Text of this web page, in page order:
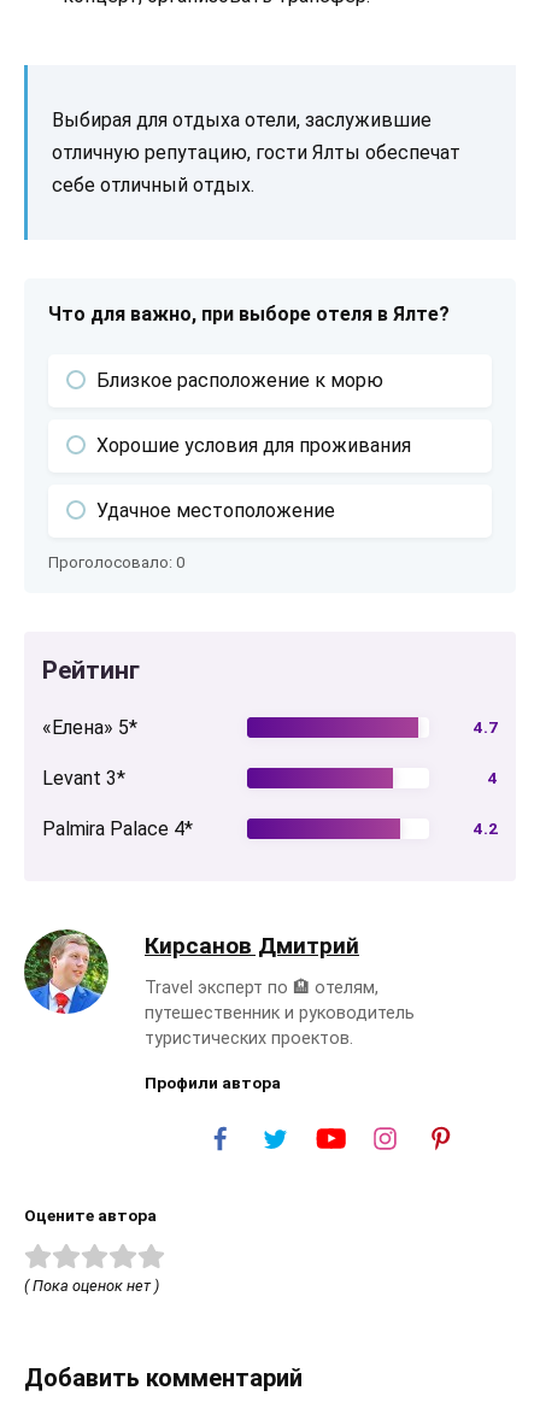
Выбирая для отдыха отели, заслужившие
отличную репутацию, гости Ялты обеспечат
себе отличный отдых.
Что для важно, при выборе отеля в Ялте?
Близкое расположение к морю
Хорошие условия для проживания
Удачное местоположение
Проголосовало: 0
Рейтинг
«Елена» 5* 4.7
Levant 3* 4
Palmira Palace 4* 4.2
Кирсанов Дмитрий
Travel эксперт по 🏨 отелям,
путешественник и руководитель
туристических проектов.
Профили автора
Оцените автора
( Пока оценок нет )
Добавить комментарий